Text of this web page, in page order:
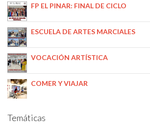
FP EL PINAR: FINAL DE CICLO
ESCUELA DE ARTES MARCIALES
VOCACIÓN ARTÍSTICA
COMER Y VIAJAR
Temáticas